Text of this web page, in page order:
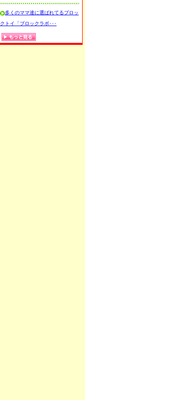
多くのママ達に選ばれてるブロッ
クトイ「ブロックラボ･･･